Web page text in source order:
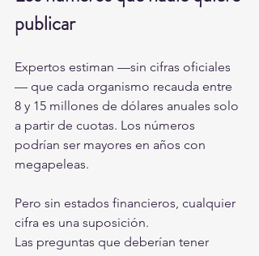
publicar
Expertos estiman —sin cifras oficiales
— que cada organismo recauda entre
8 y 15 millones de dólares anuales solo
a partir de cuotas. Los números
podrían ser mayores en años con
megapeleas.
Pero sin estados financieros, cualquier
cifra es una suposición.
Las preguntas que deberían tener